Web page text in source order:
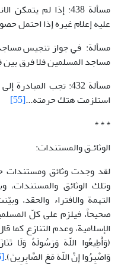
مسألة 438: إذا لم
عليه إعلام غيره إذا احتمل
مسألة: في جواز تنجيس مساجد
مساجد المسلمين فلا فرق
مسألة 432: تجب
استلزمت هتك حرمته...[55]
* * *
الوثائـق والمستندات:
لقد وجدت وثائق ومستندات
وتلك الوثائق
التهمة والافتراء والحقد،
صحيحاً، فيلزم علی کلّ
الإسلامية، وعدم التنازع کما
(وَأَطِيعُوا اللّهَ وَرَسُولَهُ وَلَا
وَاصْبِرُوا إِنَّ اللّهَ مَعَ الصَّابِرِينَ).[56]